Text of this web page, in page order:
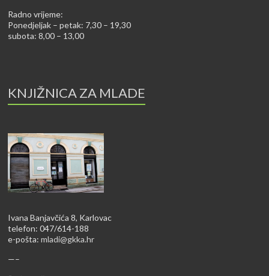
Radno vrijeme:
Ponedjeljak – petak: 7,30 – 19,30
subota: 8,00 – 13,00
KNJIŽNICA ZA MLADE
Ivana Banjavčića 8, Karlovac
telefon: 047/614-188
e-pošta:mladi@gkka.hr
—–